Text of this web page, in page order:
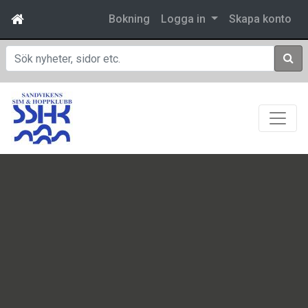
Bokning Logga in Skapa konto
Sök